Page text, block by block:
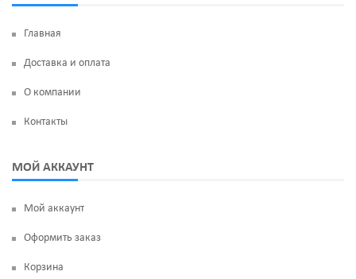
Главная
Доставка и оплата
О компании
Контакты
МОЙ АККАУНТ
Мой аккаунт
Оформить заказ
Корзина